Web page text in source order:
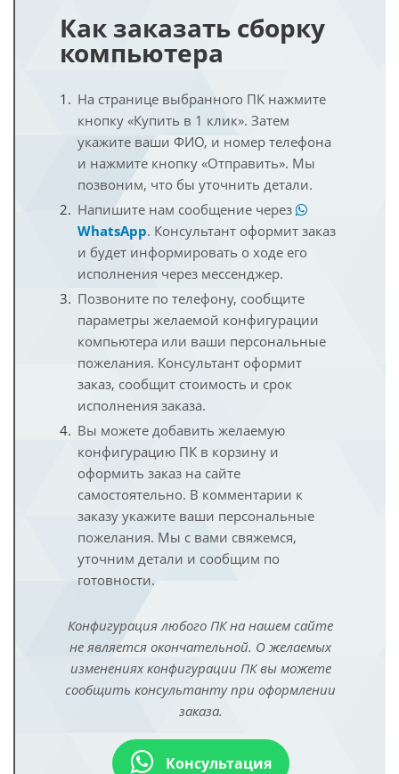
Как заказать сборку
компьютера
На странице выбранного ПК нажмите
кнопку «Купить в 1 клик». Затем
укажите ваши ФИО, и номер телефона
и нажмите кнопку «Отправить». Мы
позвоним, что бы уточнить детали.
Напишите нам сообщение через
WhatsApp. Консультант оформит заказ
и будет информировать о ходе его
исполнения через мессенджер.
Позвоните по телефону, сообщите
параметры желаемой конфигурации
компьютера или ваши персональные
пожелания. Консультант оформит
заказ, сообщит стоимость и срок
исполнения заказа.
Вы можете добавить желаемую
конфигурацию ПК в корзину и
оформить заказ на сайте
самостоятельно. В комментарии к
заказу укажите ваши персональные
пожелания. Мы с вами свяжемся,
уточним детали и сообщим по
готовности.
Конфигурация любого ПК на нашем сайте
не является окончательной. О желаемых
изменениях конфигурации ПК вы можете
сообщить консультанту при оформлении
заказа.
Консультация